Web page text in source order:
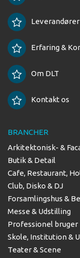
Leverandører
Erfaring &
Om DLT
Kontakt os
BRANCHER
Arkitektonisk- &
Butik & Detail
Cafe, Restaurant,
Club, Disko & DJ
Forsamlingshus &
Messe & Udstilling
Professionel bruger
Skole, Institution &
Teater & Scene